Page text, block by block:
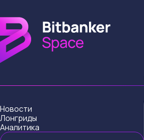
Новости
Лонгриды
Аналитика